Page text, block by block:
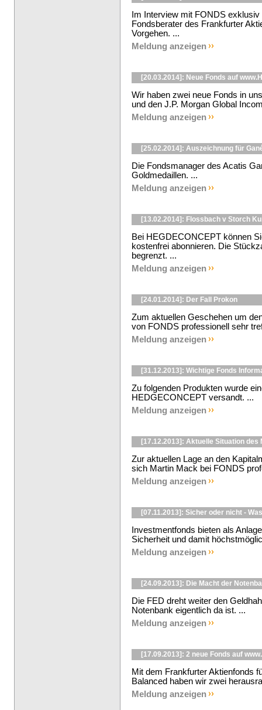
Im Interview mit FONDS
Fondsberater des Frankfurter
Vorgehen. ...
Meldung anzeigen
[20.03.2014]: Neue Fonds auf
Wir haben zwei neue Fonds in
und den J.P. Morgan Global
Meldung anzeigen
[25.02.2014]: Auszeichnung für
Die Fondsmanager des Acatis
Goldmedaillen. ...
Meldung anzeigen
[13.02.2014]: Flossbach v Storch
Bei HEGDECONCEPT können
kostenfrei abonnieren. Die
begrenzt. ...
Meldung anzeigen
[24.01.2014]: Der Fall Prokon
Zum aktuellen Geschehen um
von FONDS professionell sehr
Meldung anzeigen
[31.12.2013]: Wichtige Fonds
Zu folgenden Produkten wurde
HEDGECONCEPT versandt. ...
Meldung anzeigen
[17.12.2013]: Aktuelle Situation des
Zur aktuellen Lage an den
sich Martin Mack bei FONDS
Meldung anzeigen
[07.11.2013]: Sicher oder nicht -
Investmentfonds bieten als
Sicherheit und damit
Meldung anzeigen
[24.09.2013]: Die Macht der
Die FED dreht weiter den
Notenbank eigentlich da ist. ...
Meldung anzeigen
[17.09.2013]: 2 neue Fonds auf
Mit dem Frankfurter Aktienfonds
Balanced haben wir zwei
Meldung anzeigen